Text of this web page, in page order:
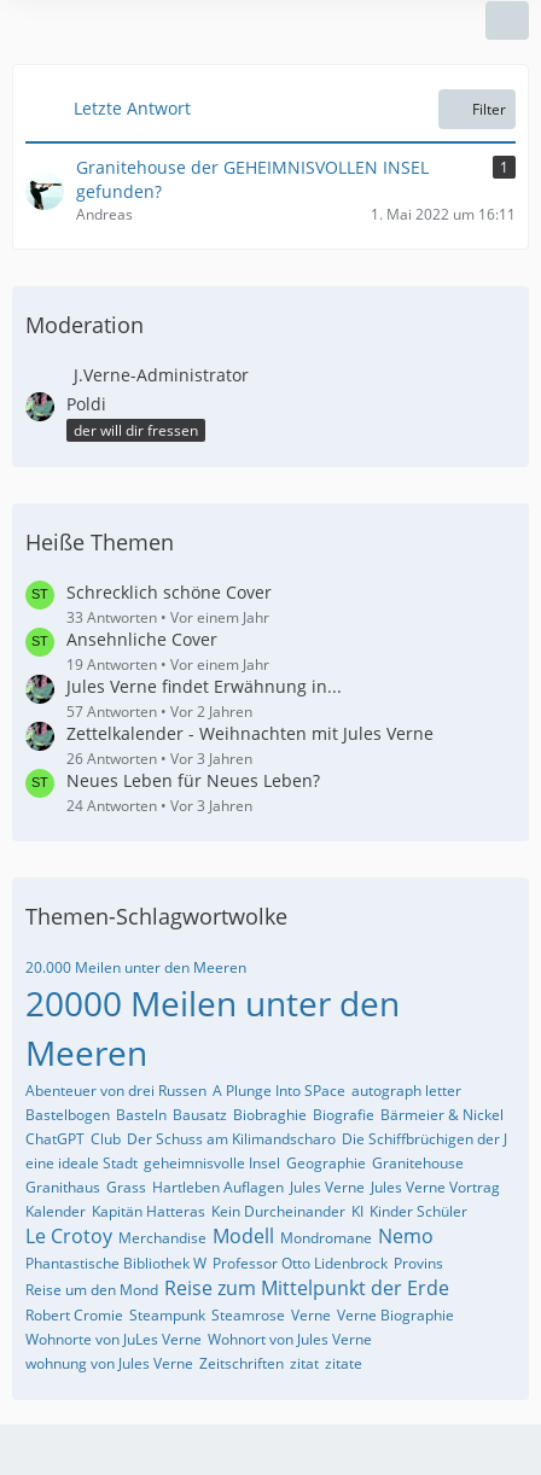
g
e
e
t
r
ä
g
Letzte Antwort Filter
Granitehouse der GEHEIMNISVOLLEN INSEL
gefunden?
1
Andreas 1. Mai 2022 um 16:11
Moderation
J.Verne-Administrator
Poldi
der will dir fressen
Heiße Themen
Schrecklich schöne Cover
33 Antworten Vor einem Jahr
Ansehnliche Cover
19 Antworten Vor einem Jahr
Jules Verne findet Erwähnung in...
57 Antworten Vor 2 Jahren
Zettelkalender - Weihnachten mit Jules Verne
26 Antworten Vor 3 Jahren
Neues Leben für Neues Leben?
24 Antworten Vor 3 Jahren
Themen-Schlagwortwolke
20.000 Meilen unter den Meeren
20000 Meilen unter den
Meeren
Abenteuer von drei Russen A Plunge Into SPace autograph letter
Bastelbogen Basteln Bausatz Biobraghie Biografie Bärmeier & Nickel
ChatGPT Club Der Schuss am Kilimandscharo Die Schiffbrüchigen der J
eine ideale Stadt geheimnisvolle Insel Geographie Granitehouse
Granithaus Grass Hartleben Auflagen Jules Verne Jules Verne Vortrag
Kalender Kapitän Hatteras Kein Durcheinander KI Kinder Schüler
Le Crotoy Merchandise Modell Mondromane Nemo
Phantastische Bibliothek W Professor Otto Lidenbrock Provins
Reise um den Mond Reise zum Mittelpunkt der Erde
Robert Cromie Steampunk Steamrose Verne Verne Biographie
Wohnorte von JuLes Verne Wohnort von Jules Verne
wohnung von Jules Verne Zeitschriften zitat zitate